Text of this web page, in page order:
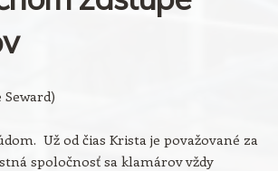
Už od čias Krista je považované za
spoločnosť sa klamárov vždy